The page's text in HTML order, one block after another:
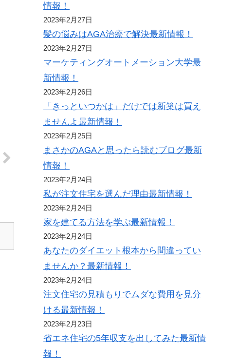
情報！
2023年2月27日
髪の悩みはAGA治療で解決最新情報！
2023年2月27日
マーケティングオートメーション大学最
新情報！
2023年2月26日
「きっといつかは」だけでは新築は買え
ませんよ最新情報！
2023年2月25日
まさかのAGAと思ったら読むブログ最新
情報！
2023年2月24日
私が注文住宅を選んだ理由最新情報！
2023年2月24日
家を建てる方法を学ぶ最新情報！
2023年2月24日
あなたのダイエット根本から間違ってい
ませんか？最新情報！
2023年2月24日
注文住宅の見積もりでムダな費用を見分
ける最新情報！
2023年2月23日
省エネ住宅の5年収支を出してみた最新情
報！